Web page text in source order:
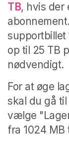
TB, hvis der
supportbillet
op til 25 TB
nødvendigt.
For at øge
skal du gå
vælge
fra 1024